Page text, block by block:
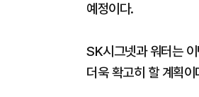
예정이다.
SK시그넷과 워터는
더욱 확고히 할 계획이